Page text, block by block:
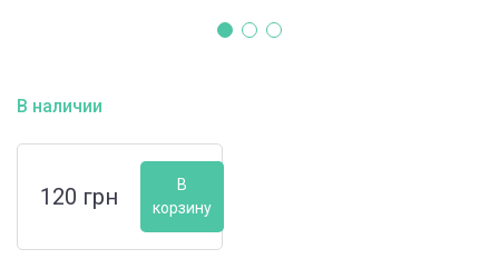
В наличии
120 грн
В
корзину